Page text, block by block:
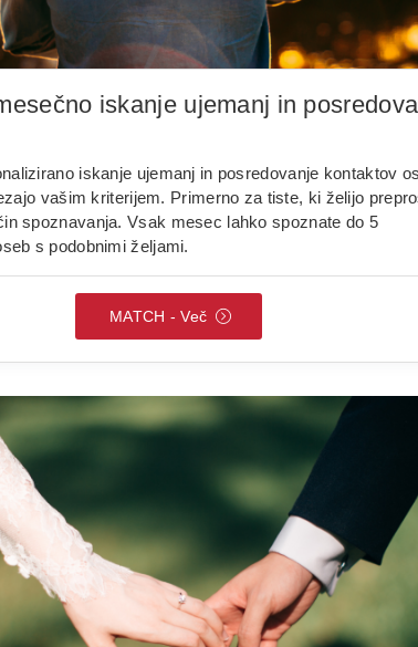
iskanje ujemanj in
iskanje ujemanj in posredovanje kontaktov
vašim kriterijem. Primerno za tiste, ki želijo
spoznavanja. Vsak mesec lahko spoznate do 5
s podobnimi željami.
MATCH - Več